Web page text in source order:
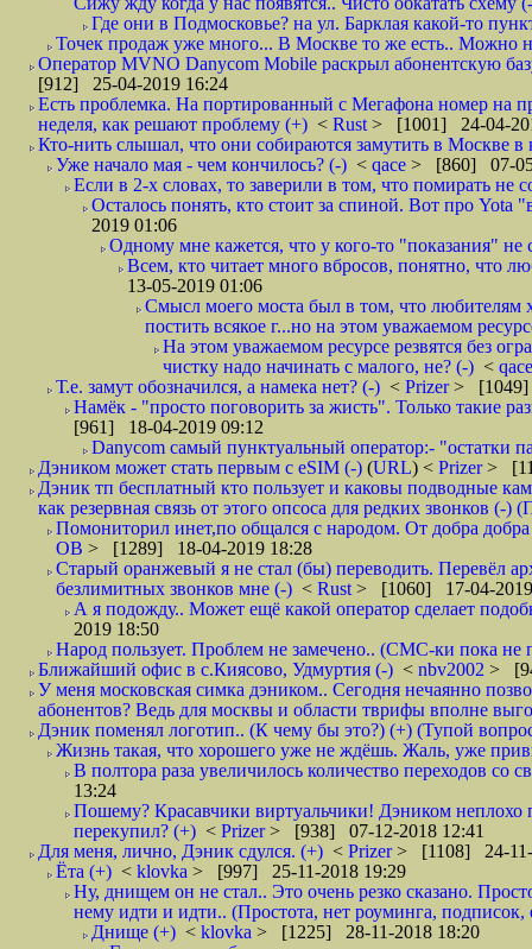
Где они в Подмосковье? на ул. Барклая какой-то
Точек продаж уже много... В Москве то же есть.. Можно
Оператор MVNO Danycom Mobile раскрыл абонентскую
[912] 25-04-2019 16:24
Есть проблемка. На портированный с Мегафона номер на
неделя, как решают проблему (+) < Rust > [1001] 24-04-
Кто-нить слышал, что они собираются замутить в Москве в
Уже начало мая - чем кончилось? (-) < qace > [860] 07-
Если в 2-х словах, то заверили в том, что помирать не
Осталось понять, кто стоит за спиной. Вот про Yota
2019 01:06
Одному мне кажется, что у кого-то "показания" не
Всем, кто читает много вбросов, понятно, что
13-05-2019 01:06
Смысл моего моста был в том, что любителям
постить всякое г...но на этом уважаемом
На этом уважаемом ресурсе резвятся без
чистку надо начинать с малого, не? (-) <
Т.е. замут обозначился, а намека нет? (-) < Prizer> [1049]
Намёк - "просто поговорить за жисть". Только такие
[961] 18-04-2019 09:12
Danycom самый пунктуальный оператор:- "остатки
Дэником может стать первым с еSIM (-) (URL) < Prizer>
Дэник тп бесплатный кто пользует и каковы подводные
как резервная связь от этого опсоса для редких звонков (-)
Помониторил инет,по общался с народом. От добра
ОВ > [1289] 18-04-2019 18:28
Старый оранжевый я не стал (бы) переводить. Перевёл
безлимитных звонков мне (-) < Rust > [1060] 17-04-
А я подожду.. Может ещё какой оператор сделает
2019 18:50
Народ пользует. Проблем не замечено.. (СМС-ки пока
Ближайший офис в с.Киясово, Удмуртия (-) < nbv2002 >
У меня московская симка дэником.. Сегодня нечаянно
абонентов? Ведь для москвы и области тврифы вполне
Дэник поменял логотип.. (К чему бы это?) (+) (Тупой
Жизнь такая, что хорошего уже не ждёшь. Жаль, уже
В полтора раза увеличилось количество переходов
13:24
Пошему? Красавчики виртуальчики! Дэником
перекупил? (+) < Prizer> [938] 07-12-2018 12:41
Для меня, лично, Дэник сдулся. (+) < Prizer> [1108] 24-11-
Ёта (+) < klovka > [997] 25-11-2018 19:29
Ну, днищем он не стал.. Это очень резко сказано.
нему идти и идти.. (Простота, нет роуминга,
Днище (+) < klovka > [1225] 28-11-2018 18:20